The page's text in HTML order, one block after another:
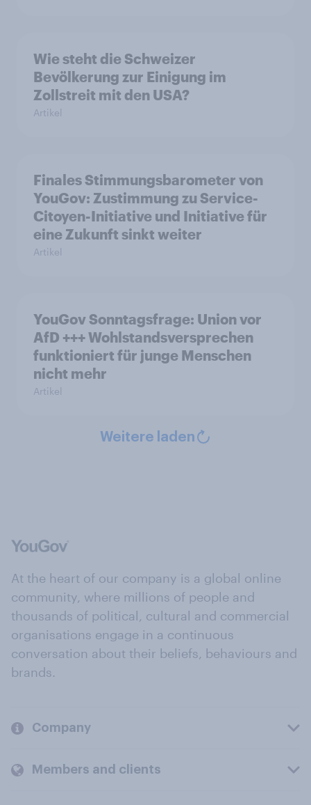
Wie steht die Schweizer
Bevölkerung zur Einigung im
Zollstreit mit den USA?
Artikel
Finales Stimmungsbarometer von
YouGov: Zustimmung zu Service-
Citoyen-Initiative und Initiative für
eine Zukunft sinkt weiter
Artikel
YouGov Sonntagsfrage: Union vor
AfD +++ Wohlstandsversprechen
funktioniert für junge Menschen
nicht mehr
Artikel
Weitere laden
At the heart of our company is a global online
community, where millions of people and
thousands of political, cultural and commercial
organisations engage in a continuous
conversation about their beliefs, behaviours and
brands.
Company
Members and clients